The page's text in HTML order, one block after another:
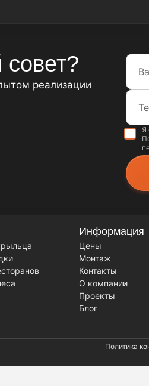
реализации
Я
Информация
Цены
Монтаж
Контакты
О компании
Проекты
Блог
Политика